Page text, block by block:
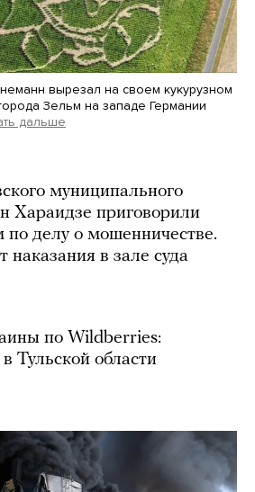
вырезал на своем кукурузном
Зельм на западе Германии
дальше
муниципального
Хараидзе приговорили
по делу о мошенничестве.
наказания в зале суда
по Wildberries:
Тульской области